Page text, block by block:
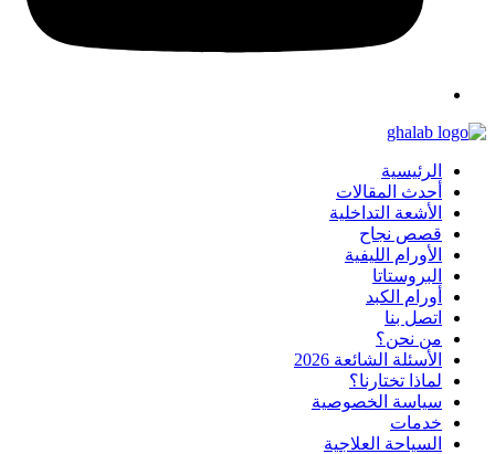
الرئيسية
أحدث المقالات
الأشعة التداخلية
قصص نجاح
الأورام الليفية
البروستاتا
أورام الكبد
اتصل بنا
من نحن؟
الأسئلة الشائعة 2026
لماذا تختارنا؟
سياسة الخصوصية
خدمات
السياحة العلاجية